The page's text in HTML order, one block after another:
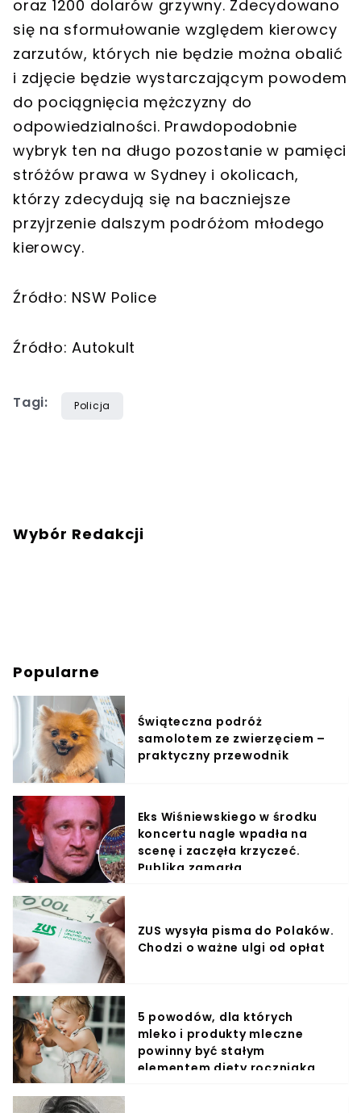
oraz 1200 dolarów grzywny. Zdecydowano
się na sformułowanie względem kierowcy
zarzutów, których nie będzie można obalić
i zdjęcie będzie wystarczającym powodem
do pociągnięcia mężczyzny do
odpowiedzialności. Prawdopodobnie
wybryk ten na długo pozostanie w pamięci
stróżów prawa w Sydney i okolicach,
którzy zdecydują się na baczniejsze
przyjrzenie dalszym podróżom młodego
kierowcy.
Źródło: NSW Police
Źródło: Autokult
Tagi: Policja
Wybór Redakcji
Popularne
Świąteczna podróż
samolotem ze zwierzęciem –
praktyczny przewodnik
Eks Wiśniewskiego w środku
koncertu nagle wpadła na
scenę i zaczęła krzyczeć.
Publika zamarła
ZUS wysyła pisma do Polaków.
Chodzi o ważne ulgi od opłat
5 powodów, dla których
mleko i produkty mleczne
powinny być stałym
elementem diety roczniaka